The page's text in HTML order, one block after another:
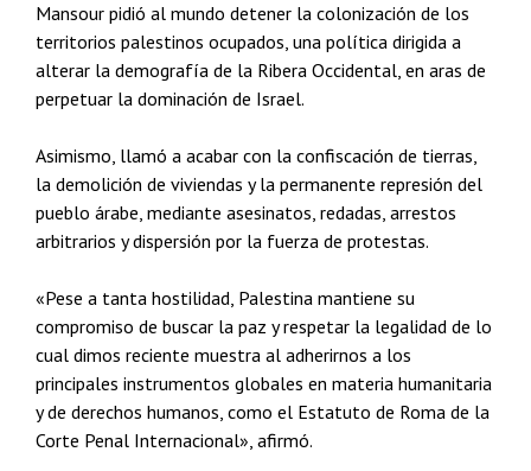
Mansour pidió al mundo detener la colonización de los
territorios palestinos ocupados, una política dirigida a
alterar la demografía de la Ribera Occidental, en aras de
perpetuar la dominación de Israel.
Asimismo, llamó a acabar con la confiscación de tierras,
la demolición de viviendas y la permanente represión del
pueblo árabe, mediante asesinatos, redadas, arrestos
arbitrarios y dispersión por la fuerza de protestas.
«Pese a tanta hostilidad, Palestina mantiene su
compromiso de buscar la paz y respetar la legalidad de lo
cual dimos reciente muestra al adherirnos a los
principales instrumentos globales en materia humanitaria
y de derechos humanos, como el Estatuto de Roma de la
Corte Penal Internacional», afirmó.